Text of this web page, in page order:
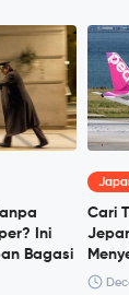
Ini
Bagasi
Cari